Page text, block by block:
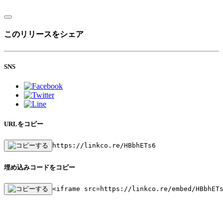
このリリースをシェア
SNS
URLをコピー
https://linkco.re/HBbhETs6
埋め込みコードをコピー
<iframe src=https://linkco.re/embed/